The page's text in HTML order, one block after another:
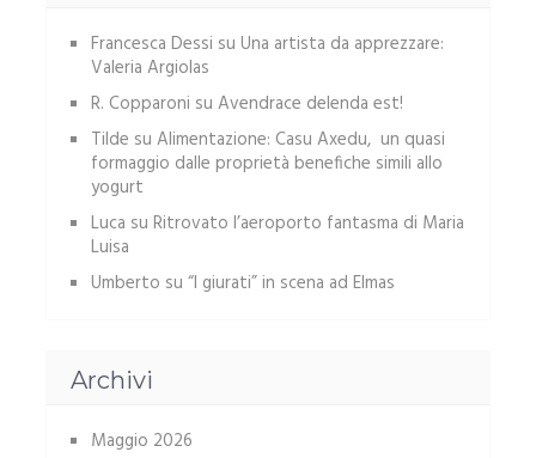
Francesca Dessi su Una artista da apprezzare:
Valeria Argiolas
R. Copparoni su Avendrace delenda est!
Tilde su Alimentazione: Casu Axedu, un quasi
formaggio dalle proprietà benefiche simili allo
yogurt
Luca su Ritrovato l’aeroporto fantasma di Maria
Luisa
Umberto su “I giurati” in scena ad Elmas
Archivi
Maggio 2026